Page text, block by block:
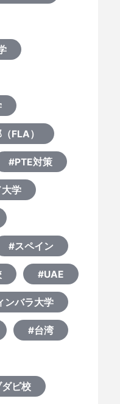
FLA）
#PTE対策
学
#スペイン
#UAE
ンバラ大学
#台湾
ビ校